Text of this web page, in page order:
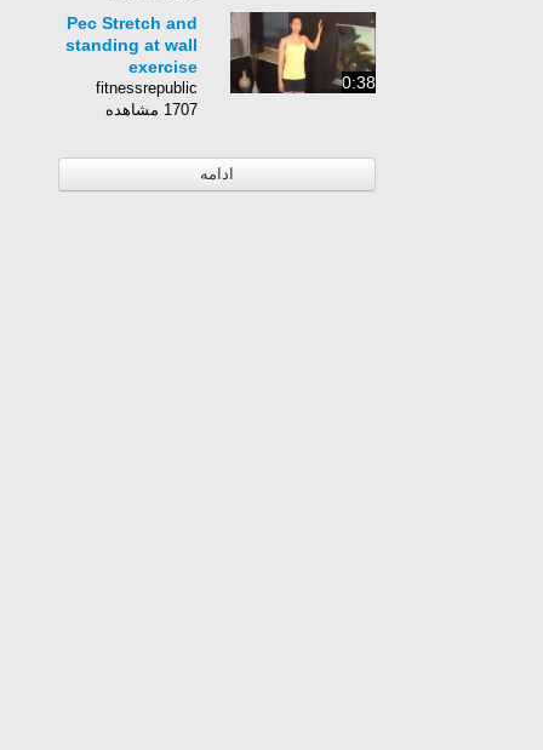
0:38
Pec Stretch and
standing at wall
exercise
fitnessrepublic
1707 مشاهده
ادامه